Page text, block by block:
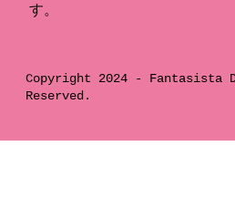
す。
Copyright 2024 - Fantasista
Reserved.